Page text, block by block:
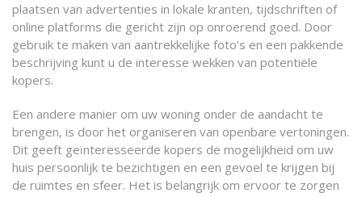
plaatsen van advertenties in lokale kranten, tijdschriften of
online platforms die gericht zijn op onroerend goed. Door
gebruik te maken van aantrekkelijke foto’s en een pakkende
beschrijving kunt u de interesse wekken van potentiële
kopers.
Een andere manier om uw woning onder de aandacht te
brengen, is door het organiseren van openbare vertoningen.
Dit geeft geïnteresseerde kopers de mogelijkheid om uw
huis persoonlijk te bezichtigen en een gevoel te krijgen bij
de ruimtes en sfeer. Het is belangrijk om ervoor te zorgen